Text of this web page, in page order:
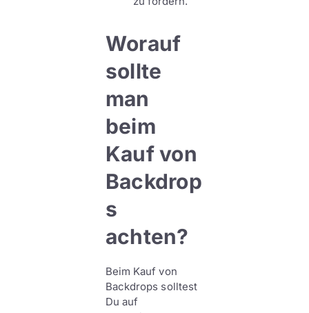
Worauf
sollte
man
beim
Kauf von
Backdrop
s
achten?
Beim Kauf von
Backdrops solltest
Du auf